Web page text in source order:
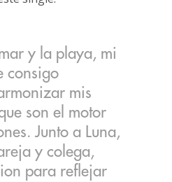
y la playa, mi
consigo
mis
son el motor
Junto a Luna,
y colega,
para reflejar